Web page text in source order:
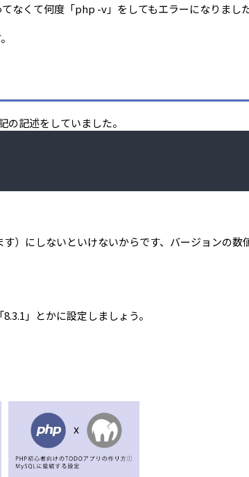
なくて何度「php -v」をしてもエラーになりました
記述をしていました。
）にしないといけないからです、バージョンの数
」とかに設定しましょう。